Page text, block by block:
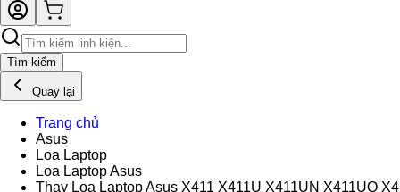
Tìm kiếm
Quay lại
Trang chủ
Asus
Loa Laptop
Loa Laptop Asus
Thay Loa Laptop Asus X411 X411U X411UN X411UQ